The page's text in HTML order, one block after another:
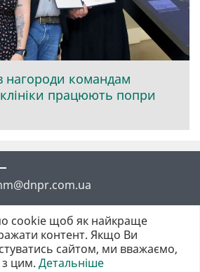
нагороди командам
клініки працюють попри
cookie щоб як найкраще
контент. Якщо Ви
сайтом, ми вважаємо,
цим. Детальніше